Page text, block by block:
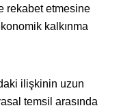
rekabet etmesine
kalkınma
ilişkinin uzun
temsil arasında